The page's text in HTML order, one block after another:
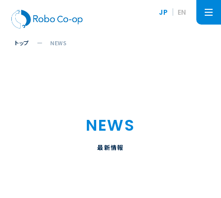
JP EN
トップ NEWS
NEWS
最新情報